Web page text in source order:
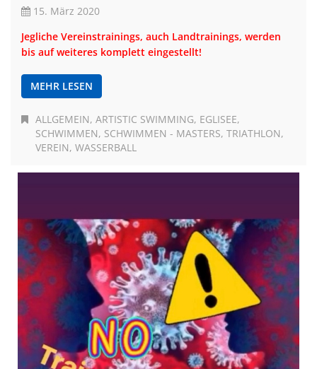
15. März 2020
Jegliche Vereinstrainings, auch Landtrainings, werden
bis auf weiteres komplett eingestellt!
MEHR LESEN
ALLGEMEIN ARTISTIC SWIMMING EGLISEE
SCHWIMMEN SCHWIMMEN - MASTERS TRIATHLON
VEREIN WASSERBALL